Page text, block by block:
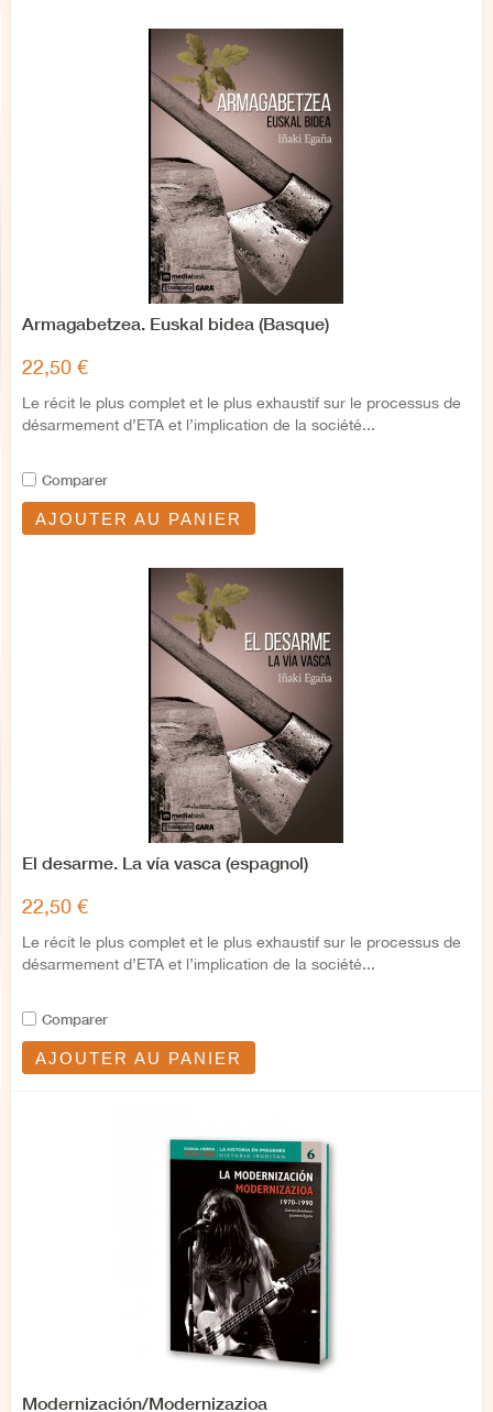
Armagabetzea. Euskal bidea (Basque)
22,50 €
Le récit le plus complet et le plus exhaustif sur le processus de
désarmement d’ETA et l’implication de la société...
Comparer
AJOUTER AU PANIER
El desarme. La vía vasca (espagnol)
22,50 €
Le récit le plus complet et le plus exhaustif sur le processus de
désarmement d’ETA et l’implication de la société...
Comparer
AJOUTER AU PANIER
Modernización/Modernizazioa